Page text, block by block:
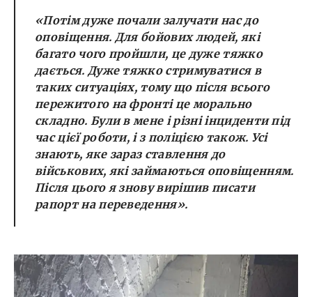
«Потім дуже почали залучати нас до
оповіщення. Для бойових людей, які
багато чого пройшли, це дуже тяжко
дається. Дуже тяжко стримуватися в
таких ситуаціях, тому що після всього
пережитого на фронті це морально
складно. Були в мене і різні інциденти під
час цієї роботи, і з поліцією також. Усі
знають, яке зараз ставлення до
військових, які займаються оповіщенням.
Після цього я знову вирішив писати
рапорт на переведення».